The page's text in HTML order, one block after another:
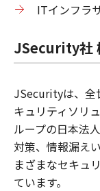
ITインフラ
JSecurity社
JSecurityは、全
キュリティソリ
ループの日本法
対策、情報漏え
まざまなセキュ
ています。